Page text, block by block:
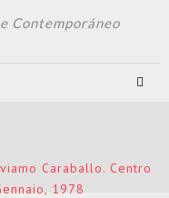
Contemporáneo
Caraballo. Centro
1978